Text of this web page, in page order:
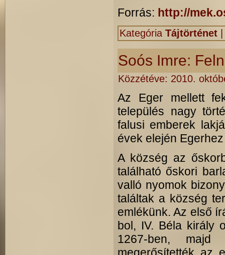
Forrás: http://
Kategória Tájtörténet
Soós Imre:
Közzétéve: 2010.
Az Eger mellett
település nagy
falusi emberek
évek elején
A község az
található őskori
valló nyomok
találtak a község
emlékünk. Az első
bol, IV. Béla király
1267-ben,